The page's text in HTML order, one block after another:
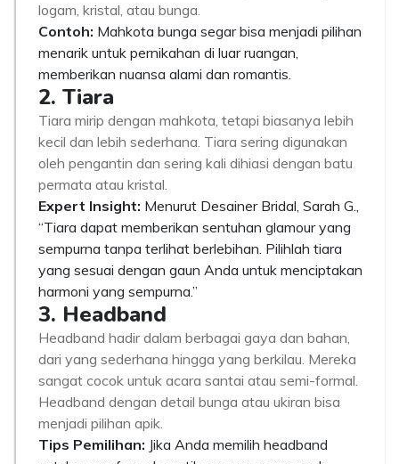
logam, kristal, atau bunga.
Contoh: Mahkota bunga segar bisa menjadi pilihan
menarik untuk pernikahan di luar ruangan,
memberikan nuansa alami dan romantis.
2. Tiara
Tiara mirip dengan mahkota, tetapi biasanya lebih
kecil dan lebih sederhana. Tiara sering digunakan
oleh pengantin dan sering kali dihiasi dengan batu
permata atau kristal.
Expert Insight: Menurut Desainer Bridal, Sarah G.,
“Tiara dapat memberikan sentuhan glamour yang
sempurna tanpa terlihat berlebihan. Pilihlah tiara
yang sesuai dengan gaun Anda untuk menciptakan
harmoni yang sempurna.”
3. Headband
Headband hadir dalam berbagai gaya dan bahan,
dari yang sederhana hingga yang berkilau. Mereka
sangat cocok untuk acara santai atau semi-formal.
Headband dengan detail bunga atau ukiran bisa
menjadi pilihan apik.
Tips Pemilihan: Jika Anda memilih headband